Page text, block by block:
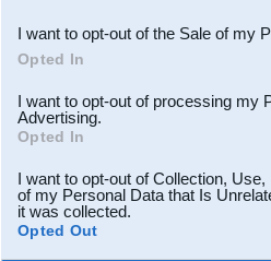
I want to opt-out of the Sale of my
Opted In
I want to opt-out of processing my
Advertising.
Opted In
I want to opt-out of Collection,
of my Personal Data that Is
it was collected.
Opted Out